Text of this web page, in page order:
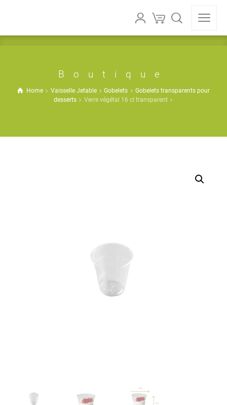
Boutique
Home Vaisselle Jetable Gobelets
Gobelets transparents pour
desserts
Verre végétal 16 cl transparent